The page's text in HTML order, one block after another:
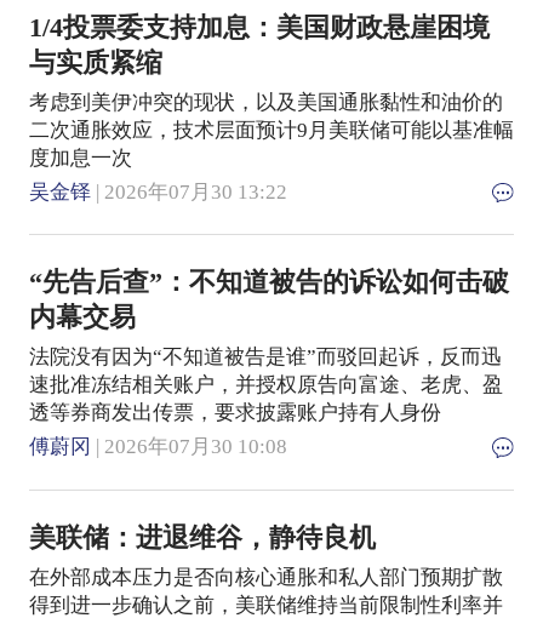
1/4投票委支持加息：美国财政悬崖困境
与实质紧缩
考虑到美伊冲突的现状，以及美国通胀黏性和油价的
二次通胀效应，技术层面预计9月美联储可能以基准幅
度加息一次
吴金铎| 2026年07月30 13:22
“先告后查”：不知道被告的诉讼如何击破
内幕交易
法院没有因为“不知道被告是谁”而驳回起诉，反而迅
速批准冻结相关账户，并授权原告向富途、老虎、盈
透等券商发出传票，要求披露账户持有人身份
傅蔚冈
| 2026年07月30 10:08
美联储：进退维谷，静待良机
在外部成本压力是否向核心通胀和私人部门预期扩散
得到进一步确认之前，美联储维持当前限制性利率并